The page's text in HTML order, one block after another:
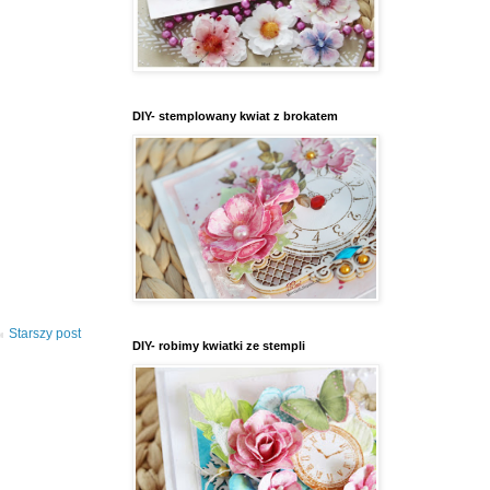
Starszy post
DIY- stemplowany kwiat z brokatem
DIY- robimy kwiatki ze stempli